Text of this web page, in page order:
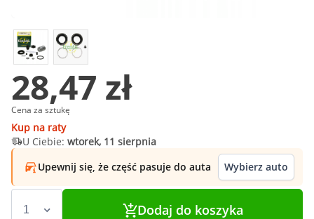
28,47 zł
Cena za sztukę
Kup na raty
U Ciebie: wtorek, 11 sierpnia
Upewnij się, że część pasuje do auta
Wybierz auto
Dodaj do koszyka